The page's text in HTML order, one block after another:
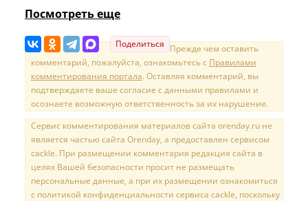
Посмотреть еще
Поделиться Прежде чем оставить
комментарий, пожалуйста, ознакомьтесь с Правилами
комментирования портала. Оставляя комментарий, вы
подтверждаете ваше согласие с данными правилами и
осознаете возможную ответственность за их нарушение.
Сервис комментирования материалов сайта orenday.ru не
является частью сайта Orenday, а предоставлен сервисом
cackle. При размещении комментария редакция сайта в
целях Вашей безопасности просит не размещать
персональные данные, а при их размещении ознакомиться
с политикой конфиденциальности сервиса cackle, поскольку